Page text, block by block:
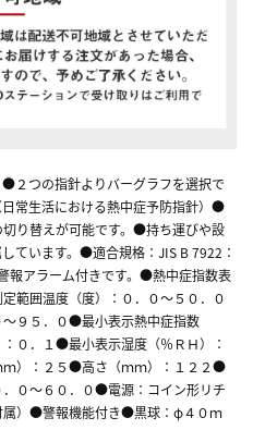
２つの指針よりバーグラフを選択で
常生活における熱中症予防指針）●
り替えが可能です。●持ち運びや設
ています。●適合規格：JIS B 7922：
報アラーム付きです。●熱中症指数表
範囲温度（度）：０．０～５０．０
９５．０●最小表示熱中症指数
０．１●最小表示湿度（％ＲＨ）：
）：２５●高さ（ｍｍ）：１２２●
０～６０．０●電源：コイン形リチ
属）●警報機能付き●黒球：φ４０ｍ